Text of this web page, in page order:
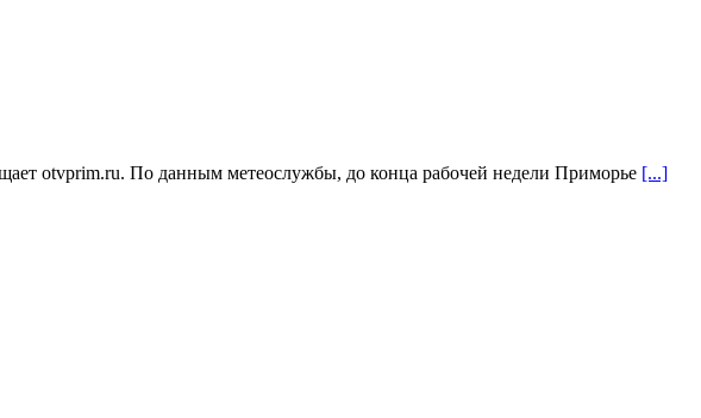
otvprim.ru. По данным метеослужбы, до конца рабочей недели Приморье [...]